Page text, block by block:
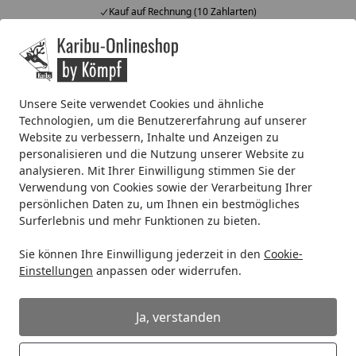
Unsere Seite verwendet Cookies und ähnliche
Technologien, um die Benutzererfahrung auf unserer
Website zu verbessern, Inhalte und Anzeigen zu
personalisieren und die Nutzung unserer Website zu
analysieren. Mit Ihrer Einwilligung stimmen Sie der
Verwendung von Cookies sowie der Verarbeitung Ihrer
persönlichen Daten zu, um Ihnen ein bestmögliches
Surferlebnis und mehr Funktionen zu bieten.
Sie können Ihre Einwilligung jederzeit in den Cookie-
Einstellungen anpassen oder widerrufen.
Ja, verstanden
Kauf auf Rechnung (10 Zahlarten)
Alle Produkte
Mein Konto
Startseite
Kunststoff Dachrinnenset 324Bx für Gartenhäuser und
Kunststoff Dachrinnenset 324Bx für
Gartenhäuser und Carports